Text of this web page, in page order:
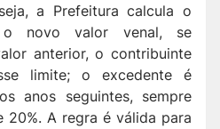
a Prefeitura calcula o
o novo valor venal, se
anterior, o contribuinte
limite; o excedente é
anos seguintes, sempre
A regra é válida para